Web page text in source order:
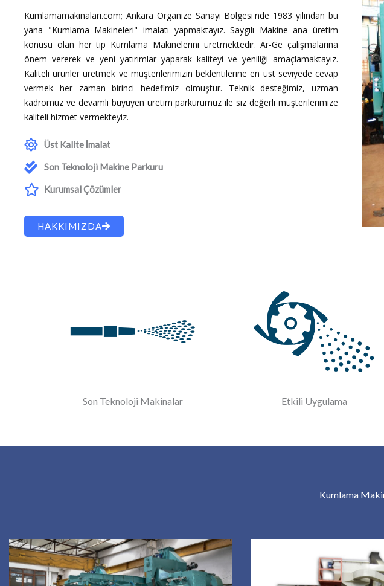
Kumlamamakinalari.com; Ankara Organize Sanayi Bölgesi'nde 1983 yılından bu
yana "Kumlama Makineleri" imalatı yapmaktayız. Saygılı Makine ana üretim
konusu olan her tip Kumlama Makinelerini üretmektedir. Ar-Ge çalışmalarına
önem vererek ve yeni yatırımlar yaparak kaliteyi ve yeniliği amaçlamaktayız.
Kaliteli ürünler üretmek ve müşterilerimizin beklentilerine en üst seviyede cevap
vermek her zaman birinci hedefimiz olmuştur. Teknik desteğimiz, uzman
kadromuz ve devamlı büyüyen üretim parkurumuz ile siz değerli müşterilerimize
kaliteli hizmet vermekteyiz.
Üst Kalite İmalat
Son Teknoloji Makine Parkuru
Kurumsal Çözümler
HAKKIMIZDA
Son Teknoloji Makinalar Etkili Uygulama
Kumlama